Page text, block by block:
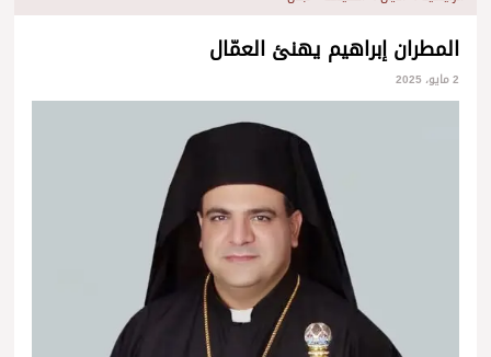
المطران إبراهيم يهنئ العمّال
2 مايو، 2025